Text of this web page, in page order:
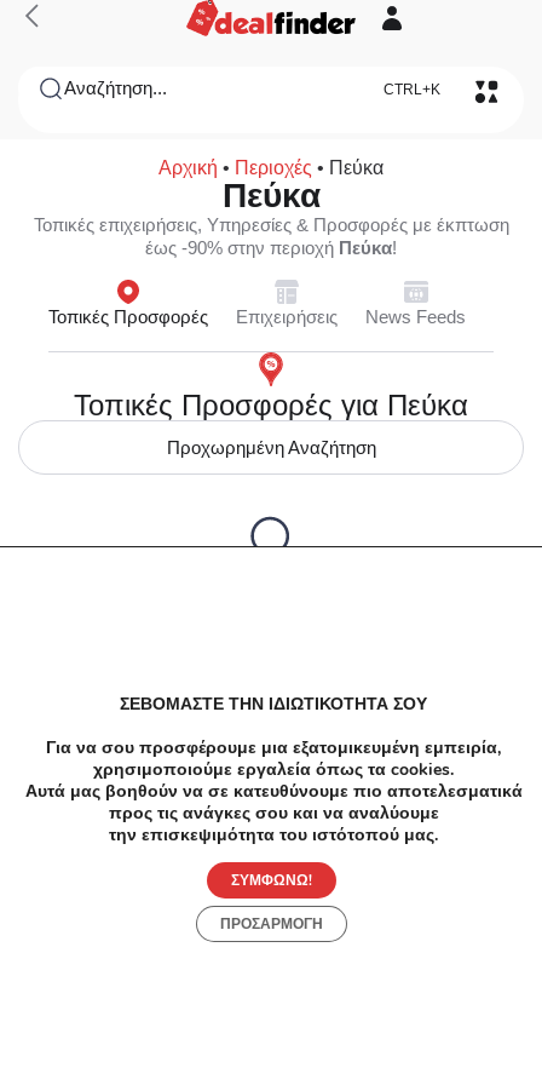
Αναζήτηση... CTRL+K
Αρχική • Περιοχές • Πεύκα
Πεύκα
Τοπικές επιχειρήσεις, Υπηρεσίες & Προσφορές με έκπτωση
έως -90% στην περιοχή Πεύκα!
Τοπικές Προσφορές Επιχειρήσεις News Feeds
Τοπικές Προσφορές για Πεύκα
Προχωρημένη Αναζήτηση
Κατηγορίες Περιοχές
ΣΕΒΟΜΑΣΤΕ ΤΗΝ ΙΔΙΩΤΙΚΟΤΗΤΑ ΣΟΥ
Για να σου προσφέρουμε μια εξατομικευμένη εμπειρία,
χρησιμοποιούμε εργαλεία όπως τα cookies.
Αυτά μας βοηθούν να σε κατευθύνουμε πιο αποτελεσματικά
προς τις ανάγκες σου και να αναλύουμε
την επισκεψιμότητα του ιστότοπού μας.
ΣΥΜΦΩΝΩ!
ΠΡΟΣΑΡΜΟΓΗ